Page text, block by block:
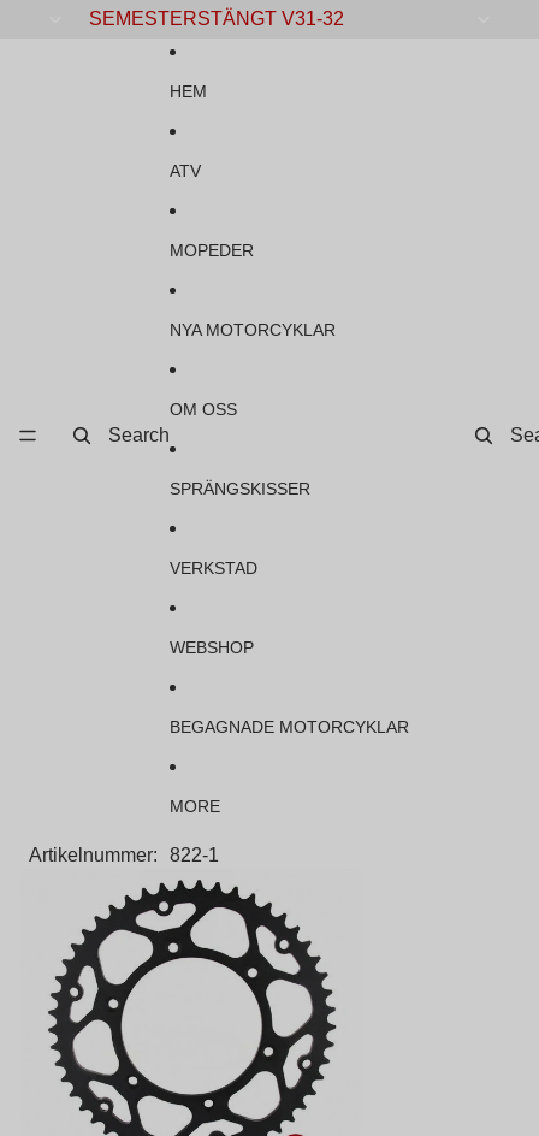
SEMESTERSTÄNGT V31-32
Search
HEM
ATV
MOPEDER
NYA MOTORCYKLAR
OM OSS
SPRÄNGSKISSER
VERKSTAD
WEBSHOP
BEGAGNADE MOTORCYKLAR
MORE
Artikelnummer: 822-1